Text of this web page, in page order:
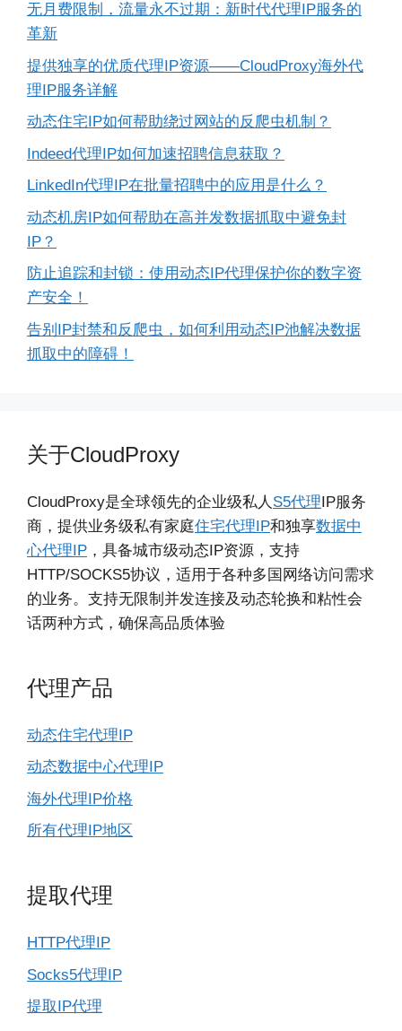
无月费限制，流量永不过期：新时代代理IP服务的
革新
提供独享的优质代理IP资源——CloudProxy海外代
理IP服务详解
动态住宅IP如何帮助绕过网站的反爬虫机制？
Indeed代理IP如何加速招聘信息获取？
LinkedIn代理IP在批量招聘中的应用是什么？
动态机房IP如何帮助在高并发数据抓取中避免封
IP？
防止追踪和封锁：使用动态IP代理保护你的数字资
产安全！
告别IP封禁和反爬虫，如何利用动态IP池解决数据
抓取中的障碍！
关于CloudProxy
CloudProxy是全球领先的企业级私人 S5代理IP服务
商，提供业务级私有家庭住宅代理IP和独享数据中
心代理IP ，具备城市级动态IP资源，支持
HTTP/SOCKS5协议，适用于各种多国网络访问需求
的业务。支持无限制并发连接及动态轮换和粘性会
话两种方式，确保高品质体验
代理产品
动态住宅代理IP
动态数据中心代理IP
海外代理IP价格
所有代理IP地区
提取代理
HTTP代理IP
Socks5代理IP
提取IP代理